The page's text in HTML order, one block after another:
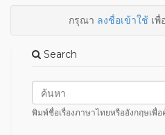
กรุณา ลงชื่อเข้าใช้เพื่
Search
พิมพ์ชื่อเรื่องภาษาไทยหรืออังกฤษเพื่